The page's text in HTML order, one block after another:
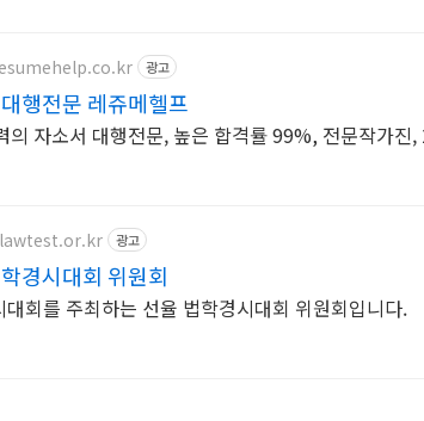
광고
행전문 레쥬메헬프
의 자소서 대행전문, 높은 합격률 99%, 전문작가진,
광고
경시대회 위원회
대회를 주최하는 선율 법학경시대회 위원회입니다.